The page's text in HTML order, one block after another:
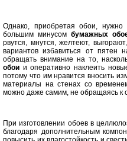
Однако, приобретая обои,
большим минусомбумажных
рвутся, мнутся, желтеют,
вариантов избавиться от
обращать внимание на то,
обои и оперативно наклеить
потому что им нравится вносить
материалы на стенах со
можно даже самим, не обращаясь к
При изготовлении обоев в
благодаря дополнительным